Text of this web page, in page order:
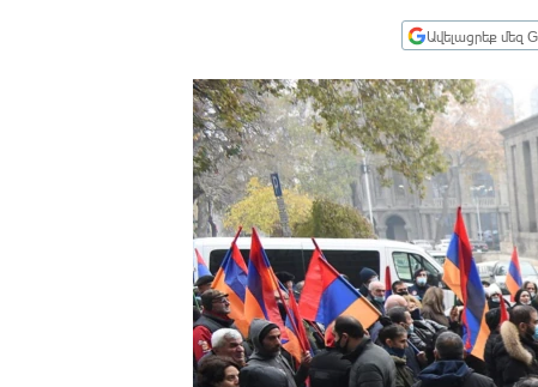
ՄԵԿՆԱԲԱՆՈՒԹՅՈՒՆ
Ավելացրեք մեզ